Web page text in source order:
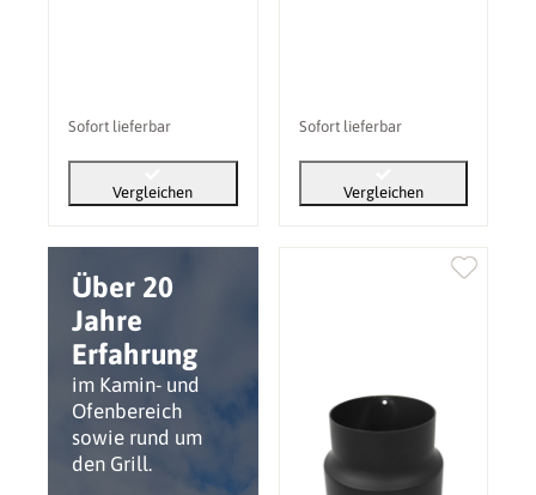
Über 20
Jahre
Erfahrung
im Kamin- und
Ofenbereich
sowie rund um
den Grill.
Sofort lieferbar
Vergleichen
Sofort lieferbar
Vergleichen